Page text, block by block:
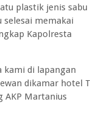
plastik jenis sabu
selesai memakai
Kapolresta
kami di lapangan
dikamar hotel T
AKP Martanius